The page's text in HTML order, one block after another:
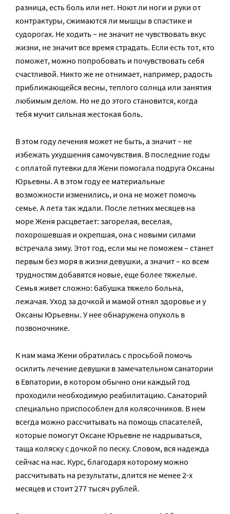
разница, есть боль или нет. Ноют ли ноги и руки от
контрактуры, сжимаются ли мышцы в спастике и
судорогах. Не ходить – не значит не чувствовать вкус
жизни, не значит все время страдать. Если есть тот, кто
поможет, можно попробовать и почувствовать себя
счастливой. Никто же не отнимает, например, радость
приближающейся весны, теплого солнца или занятия
любимым делом. Но не до этого становится, когда
тебя мучит сильная жестокая боль.
В этом году лечения может не быть, а значит – не
избежать ухудшения самочувствия. В последние годы
с оплатой путевки для Жени помогала подруга Оксаны
Юрьевны. А в этом году ее материальные
возможности изменились, и она не может помочь
семье. А лета так ждали. После летних месяцев на
море Женя расцветает: загорелая, веселая,
похорошевшая и окрепшая, она с новыми силами
встречала зиму. Этот год, если мы не поможем – станет
первым без моря в жизни девушки, а значит – ко всем
трудностям добавятся новые, еще более тяжелые.
Семья живет сложно: бабушка тяжело больна,
лежачая. Уход за дочкой и мамой отнял здоровье и у
Оксаны Юрьевны. У нее обнаружена опухоль в
позвоночнике.
К нам мама Жени обратилась с просьбой помочь
осилить лечение девушки в замечательном санатории
в Евпатории, в котором обычно они каждый год
проходили необходимую реабилитацию. Санаторий
специально приспособлен для колясочников. В нем
всегда можно рассчитывать на помощь спасателей,
которые помогут Оксане Юрьевне не надрываться,
таща коляску с дочкой по песку. Словом, вся надежда
сейчас на нас. Курс, благодаря которому можно
рассчитывать на результаты, длится не менее 2-х
месяцев и стоит 277 тысяч рублей.